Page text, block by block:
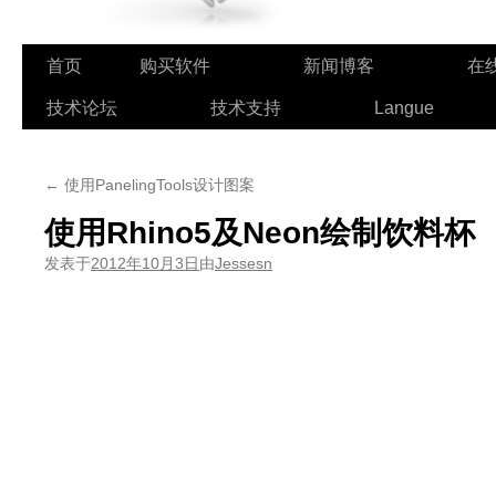
跳
至
首页 购买软件 新闻博客 在
技术论坛 技术支持 Langue
← 使用PanelingTools设计图案
使用Rhino5及Neon绘制饮料杯
发表于2012年10月3日由Jessesn